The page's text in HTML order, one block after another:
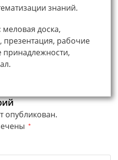
знаний.
меловая доска,
презентация, рабочие
принадлежности,
опубликован.
*